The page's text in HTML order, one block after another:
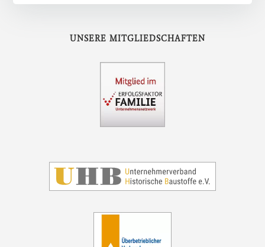
UNSERE MITGLIEDSCHAFTEN